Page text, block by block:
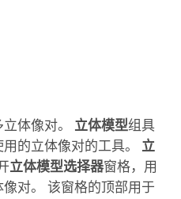
体像对。 立体模型组具
的立体像对的工具。 立
立体模型选择器窗格，用
对。 该窗格的顶部用于